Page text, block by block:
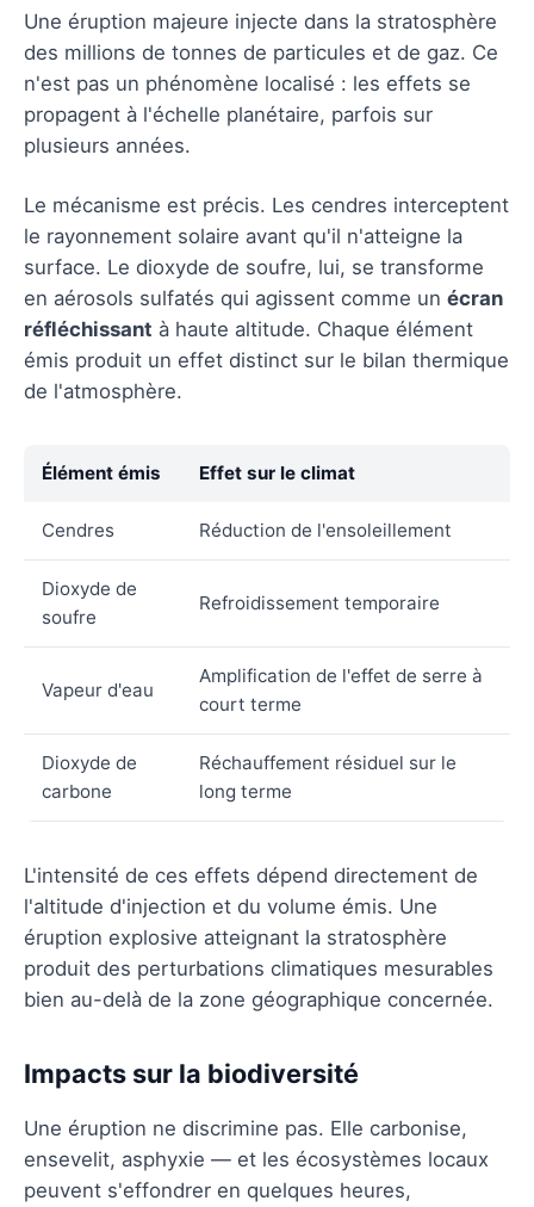
Une éruption majeure injecte dans la stratosphère
des millions de tonnes de particules et de gaz. Ce
n'est pas un phénomène localisé : les effets se
propagent à l'échelle planétaire, parfois sur
plusieurs années.
Le mécanisme est précis. Les cendres interceptent
le rayonnement solaire avant qu'il n'atteigne la
surface. Le dioxyde de soufre, lui, se transforme
en aérosols sulfatés qui agissent comme un écran
réfléchissant à haute altitude. Chaque élément
émis produit un effet distinct sur le bilan thermique
de l'atmosphère.
Élément émis Effet sur le climat
Cendres Réduction de l'ensoleillement
Dioxyde de
soufre
Refroidissement temporaire
Vapeur d'eau
Amplification de l'effet de serre à
court terme
Dioxyde de
carbone
Réchauffement résiduel sur le
long terme
L'intensité de ces effets dépend directement de
l'altitude d'injection et du volume émis. Une
éruption explosive atteignant la stratosphère
produit des perturbations climatiques mesurables
bien au-delà de la zone géographique concernée.
Impacts sur la biodiversité
Une éruption ne discrimine pas. Elle carbonise,
ensevelit, asphyxie — et les écosystèmes locaux
peuvent s'effondrer en quelques heures,